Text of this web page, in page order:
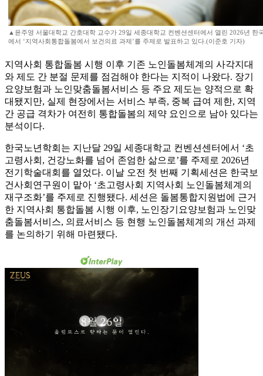
▲윤주영 서울대학교 간호대학 교수가 29일 세종대학교 컨벤션센터에서 열린 2026년 한
에서 ‘지역사회통합돌봄에서 보건의료 과제’를 주제로 발표하고 있다.(이준호 기자)
지역사회 통합돌봄 시행 이후 기존 노인돌봄체계의 사각지대
와 제도 간 분절 문제를 점검해야 한다는 지적이 나왔다. 장기
요양보험과 노인맞춤돌봄서비스 등 주요 제도는 양적으로 확
대됐지만, 실제 현장에서는 서비스 부족, 중복 급여 제한, 지역
간 공급 격차가 여전히 통합돌봄의 제약 요인으로 남아 있다는
분석이다.
한국노년학회는 지난달 29일 세종대학교 컨벤션센터에서 ‘초
고령사회, 건강노화를 넘어 존엄한 삶으로’를 주제로 2026년
전기학술대회를 열었다. 이날 오전 첫 번째 기획세션은 한국보
건사회연구원이 맡아 ‘초고령사회 지역사회 노인돌봄체계의
재구조화’를 주제로 진행됐다. 세션은 돌봄통합지원법에 근거
한 지역사회 통합돌봄 시행 이후, 노인장기요양보험과 노인맞
춤돌봄서비스, 의료서비스 등 현행 노인돌봄체계의 개선 과제
를 논의하기 위해 마련됐다.